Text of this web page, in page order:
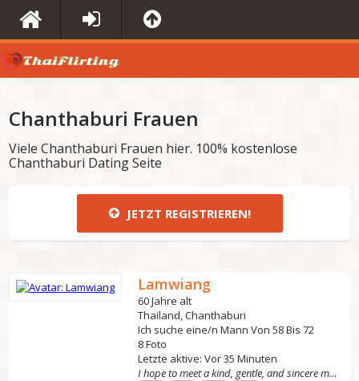
Chanthaburi Frauen
Viele Chanthaburi Frauen hier. 100% kostenlose
Chanthaburi Dating Seite
JETZT REGISTRIEREN!
Lamwiang
60 Jahre alt
Thailand, Chanthaburi
Ich suche eine/n Mann Von 58 Bis 72
8 Foto
Letzte aktive: Vor 35 Minuten
I hope to meet a kind, gentle, and sincere man her